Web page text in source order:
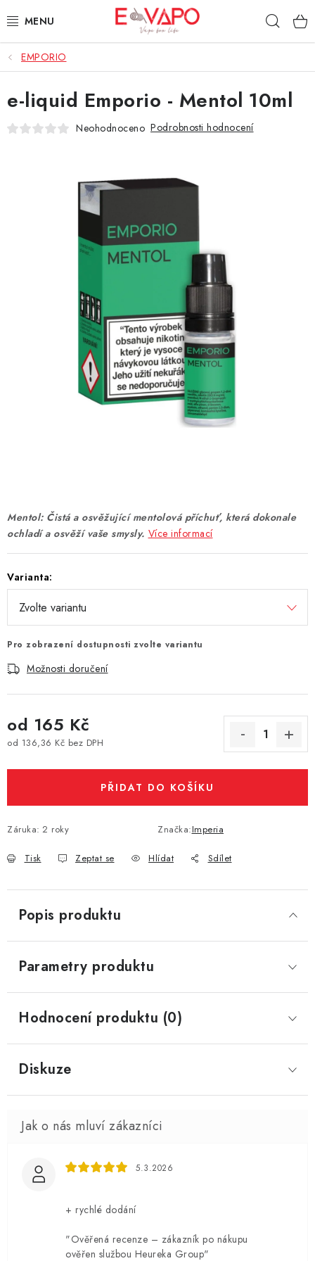
na
3D TISK
TIPY ZA DOBROU CENU
AROMATA A PŘÍCHUTĚ
DÁRKOVÉ VOUCHERY
ATOMIZÉRY A CARTRIDGE
NIKOTINOVÝ FILM
PŘÍSLUŠENSTVÍ
ZNAČKY
Vše o nákupu Jak reklamovat či vrátit zboží
Kontakty
Prodejny
EMPORIO
Mentol: Čistá a osvěžující mentolová příchuť, která dokonale
ochladí a osvěží vaše smysly. Více informací
Varianta:
Pro zobrazení dostupnosti zvolte variantu
Možnosti doručení
od 165 Kč
od 136,36 Kč bez DPH
PŘIDAT DO KOŠÍKU
Záruka: 2 roky Značka:Imperia
Tisk Zeptat se Hlídat Sdílet
e-liquid Emporio - Mentol 10ml
Neohodnoceno Podrobnosti hodnocení
Popis produktu
Parametry produktu
Hodnocení produktu (0)
Diskuze
5.3.2026
+ rychlé dodání
"Ověřená recenze – zákazník po nákupu
ověřen službou Heureka Group"